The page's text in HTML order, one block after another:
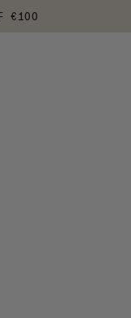
€100